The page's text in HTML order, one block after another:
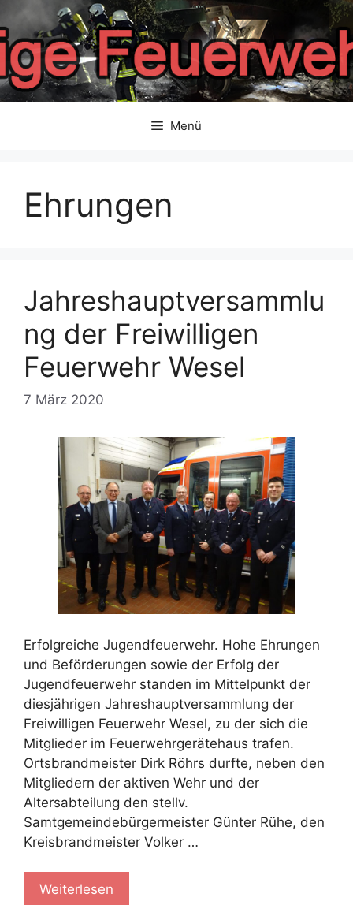
Inhalt
springen
Menü
Ehrungen
Jahreshauptversammlu
ng der Freiwilligen
Feuerwehr Wesel
7 März 2020
Erfolgreiche Jugendfeuerwehr. Hohe Ehrungen
und Beförderungen sowie der Erfolg der
Jugendfeuerwehr standen im Mittelpunkt der
diesjährigen Jahreshauptversammlung der
Freiwilligen Feuerwehr Wesel, zu der sich die
Mitglieder im Feuerwehrgerätehaus trafen.
Ortsbrandmeister Dirk Röhrs durfte, neben den
Mitgliedern der aktiven Wehr und der
Altersabteilung den stellv.
Samtgemeindebürgermeister Günter Rühe, den
Kreisbrandmeister Volker …
Weiterlesen